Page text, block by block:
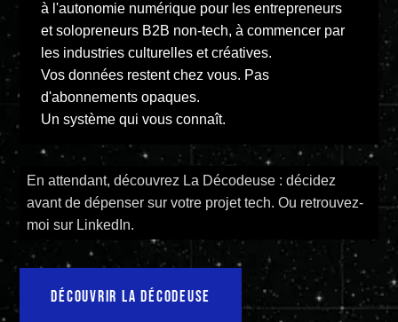
à l'autonomie numérique pour les entrepreneurs
et solopreneurs B2B non-tech, à commencer par
les industries culturelles et créatives.
Vos données restent chez vous. Pas
d'abonnements opaques.
Un système qui vous connaît.
En attendant, découvrez La Décodeuse : décidez
avant de dépenser sur votre projet tech. Ou retrouvez-
moi sur LinkedIn.
DÉCOUVRIR LA DÉCODEUSE